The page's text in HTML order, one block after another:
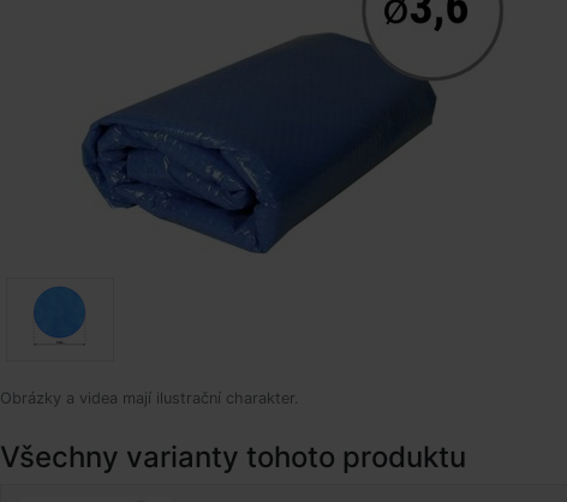
Obrázky a videa mají ilustrační charakter.
Všechny varianty tohoto produktu